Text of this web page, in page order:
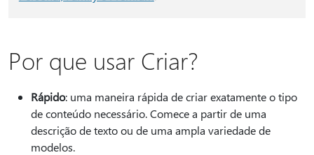
Por que usar Criar?
Rápido: uma maneira rápida de criar exatamente o tipo
de conteúdo necessário. Comece a partir de uma
descrição de texto ou de uma ampla variedade de
modelos.